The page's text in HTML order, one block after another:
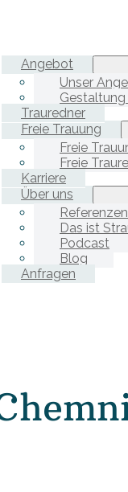
Angebot
Unser
Gestaltung
Trauredner
Freie Trauung
Freie
Freie
Karriere
Über uns
Referenzen
Das ist
Podcast
Blog
Anfragen